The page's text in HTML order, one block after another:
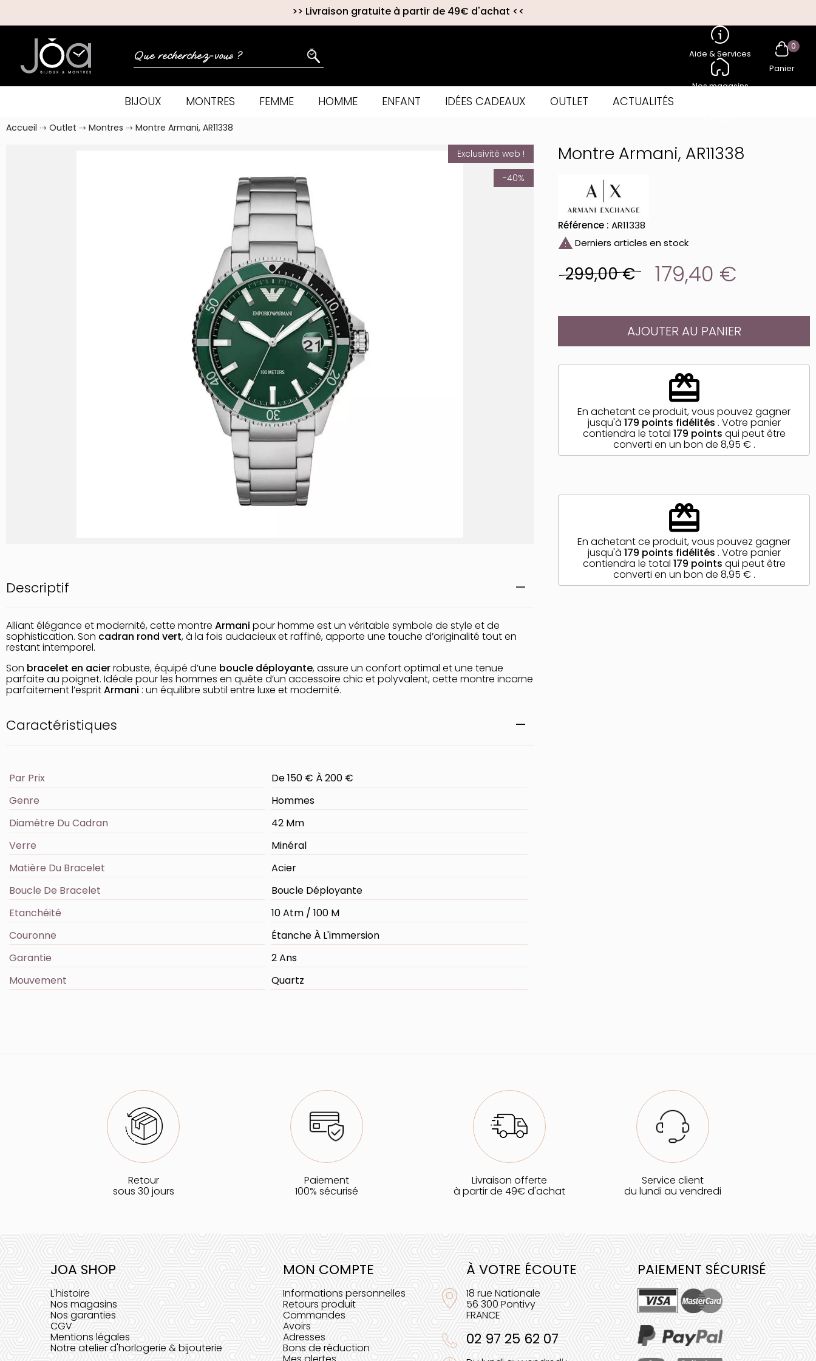
>> Livraison gratuite à partir de 49€ d'achat <<
Aide & Services
Nos magasins
0
Panier
BIJOUX MONTRES FEMME HOMME ENFANT IDÉES CADEAUX OUTLET ACTUALITÉS
Accueil Outlet Montres Montre Armani, AR11338
Exclusivité web !
-40%
Descriptif
Alliant élégance et modernité, cette montre Armani pour homme est un véritable symbole de style et de
sophistication. Son cadran rond vert, à la fois audacieux et raffiné, apporte une touche d’originalité tout en
restant intemporel.
Son bracelet en acierrobuste, équipé d’une boucle déployante, assure un confort optimal et une tenue
parfaite au poignet. Idéale pour les hommes en quête d’un accessoire chic et polyvalent, cette montre incarne
parfaitement l’espritArmani : un équilibre subtil entre luxe et modernité.
Caractéristiques
Par Prix
De 150 € À 200 €
Genre
Hommes
Diamètre Du Cadran
42 Mm
Verre
Minéral
Matière Du Bracelet
Acier
Boucle De Bracelet
Boucle Déployante
Etanchéité
10 Atm / 100 M
Couronne
Étanche À L'immersion
Garantie
2 Ans
Mouvement
Quartz
Montre Armani, AR11338
Référence : AR11338
 Derniers articles en stock
299,00 € 179,40 €
AJOUTER AU PANIER
redeem
En achetant ce produit, vous pouvez gagner
jusqu'à 179 points fidélités . Votre panier
contiendra le total 179 points qui peut être
converti en un bon de 8,95 €.
redeem
En achetant ce produit, vous pouvez gagner
jusqu'à 179 points fidélités . Votre panier
contiendra le total 179 points qui peut être
converti en un bon de 8,95 €.
Retour
sous 30 jours
Paiement
100% sécurisé
Livraison offerte
à partir de 49€ d'achat
Service client
du lundi au vendredi
JOA SHOP
L'histoire
Nos magasins
Nos garanties
CGV
Mentions légales
Notre atelier d'horlogerie & bijouterie
MON COMPTE
Informations personnelles
Retours produit
Commandes
Avoirs
Adresses
Bons de réduction
À VOTRE ÉCOUTE
18 rue Nationale
56 300 Pontivy
FRANCE
02 97 25 62 07
PAIEMENT SÉCURISÉ